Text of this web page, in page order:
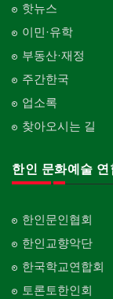
핫뉴스
이민·유학
부동산·재정
주간한국
업소록
찾아오시는 길
한인 문화예술 연
한인문인협회
한인교향악단
한국학교연합회
토론토한인회